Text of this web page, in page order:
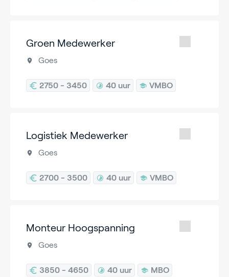
Groen Medewerker
Goes
2750 - 3450 40 uur VMBO
Logistiek Medewerker
Goes
2700 - 3500 40 uur VMBO
Monteur Hoogspanning
Goes
3850 - 4650 40 uur MBO